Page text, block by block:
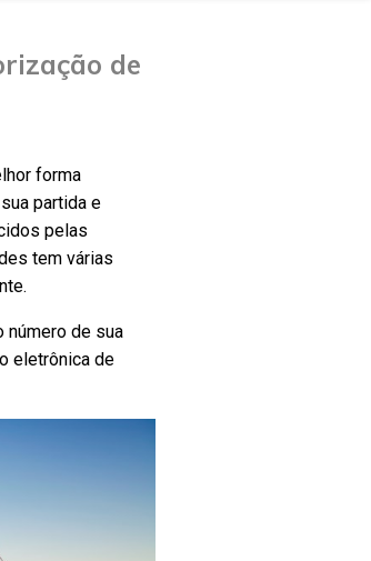
de
forma
partida e
pelas
tem várias
número de sua
eletrônica de